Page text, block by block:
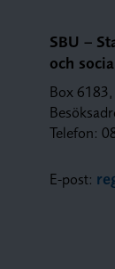
SBU –
och
Box
Telefon:
E-post: